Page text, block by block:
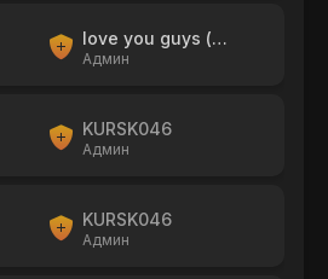
love you guys (no)
Админ
KURSK046
Админ
KURSK046
Админ